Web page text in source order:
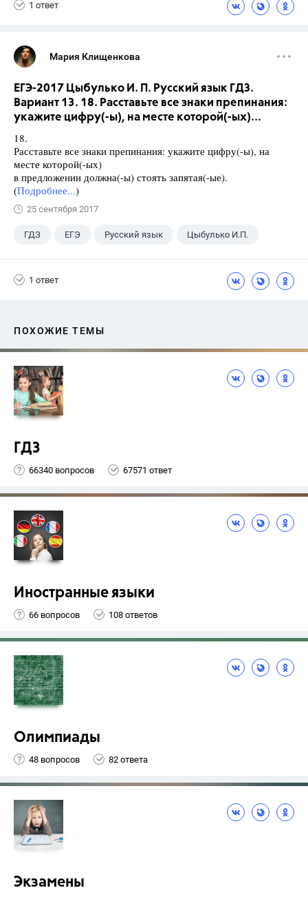
1 ответ
Мария Клищенкова
ЕГЭ-2017 Цыбулько И. П. Русский язык ГДЗ.
Вариант 13. 18. Расставьте все знаки препинания:
укажите цифру(-ы), на месте которой(-ых)...
18.
Расставьте все знаки препинания: укажите цифру(-ы), на
месте которой(-ых)
в предложении должна(-ы) стоять запятая(-ые).
(Подробнее...)
25 сентября 2017
ГДЗ ЕГЭ Русский язык Цыбулько И.П.
1 ответ
ПОХОЖИЕ ТЕМЫ
ГДЗ
66340 вопросов 67571 ответ
Иностранные языки
66 вопросов 108 ответов
Олимпиады
48 вопросов 82 ответа
Экзамены